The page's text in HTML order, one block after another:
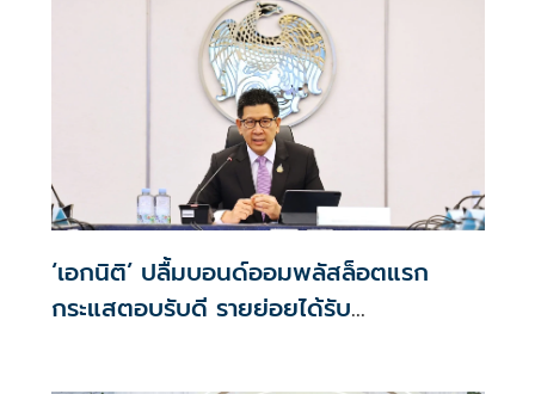
‘เอกนิติ’ ปลื้มบอนด์ออมพลัสล็อตแรก
กระแสตอบรับดี รายย่อยได้รับ